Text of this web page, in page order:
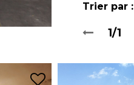
Trier par :
1/1